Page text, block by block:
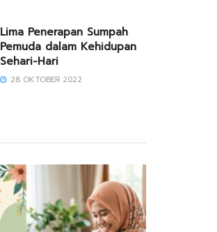
Lima Penerapan Sumpah
Pemuda dalam Kehidupan
Sehari-Hari
28 OKTOBER 2022